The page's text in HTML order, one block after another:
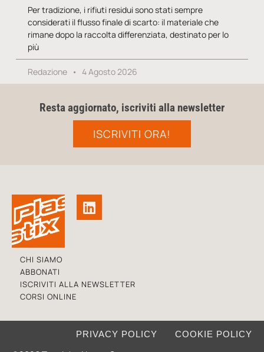
Per tradizione, i rifiuti residui sono stati sempre
considerati il flusso finale di scarto: il materiale che
rimane dopo la raccolta differenziata, destinato per lo
più
Redazione 4 Agosto 2026
Resta aggiornato, iscriviti alla newsletter
ISCRIVITI ORA!
CHI SIAMO
ABBONATI
ISCRIVITI ALLA NEWSLETTER
CORSI ONLINE
PRIVACY POLICY COOKIE POLICY